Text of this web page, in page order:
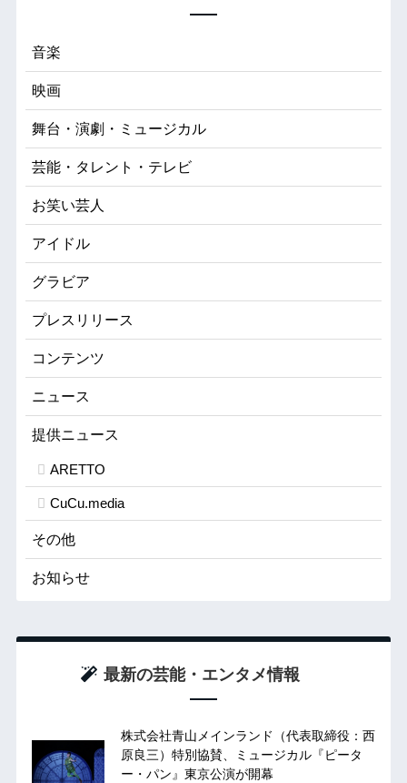
音楽
映画
舞台・演劇・ミュージカル
芸能・タレント・テレビ
お笑い芸人
アイドル
グラビア
プレスリリース
コンテンツ
ニュース
提供ニュース
ARETTO
CuCu.media
その他
お知らせ
最新の芸能・エンタメ情報
株式会社青山メインランド（代表取締役：西
原良三）特別協賛、ミュージカル『ピータ
ー・パン』東京公演が開幕